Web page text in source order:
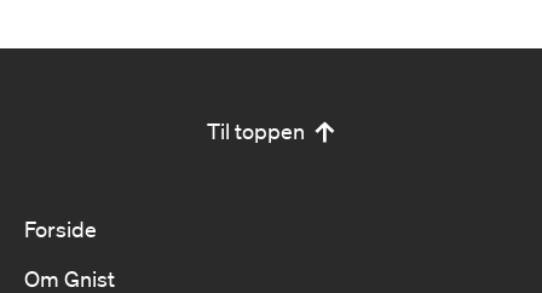
Til toppen
Forside
Om Gnist